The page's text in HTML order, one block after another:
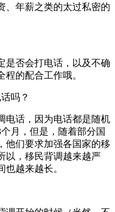
、年薪之类的太过私密的
是否会打电话，以及不确
的配合工作哦。
吗？
电话，因为电话都是随机
月，但是，随着部分国
他们要求加强各国家的移
以，移民背调越来越严
越来越长。